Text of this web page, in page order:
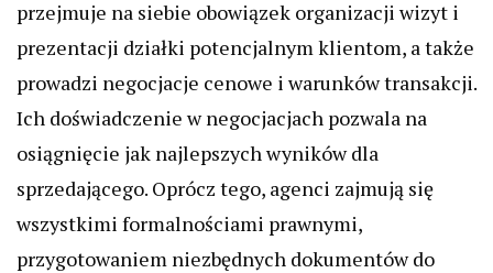
przejmuje na siebie obowiązek organizacji wizyt i
prezentacji działki potencjalnym klientom, a także
prowadzi negocjacje cenowe i warunków transakcji.
Ich doświadczenie w negocjacjach pozwala na
osiągnięcie jak najlepszych wyników dla
sprzedającego. Oprócz tego, agenci zajmują się
wszystkimi formalnościami prawnymi,
przygotowaniem niezbędnych dokumentów do